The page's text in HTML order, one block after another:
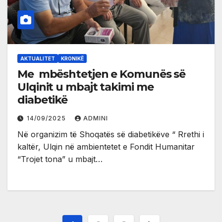
AKTUALITET KRONIKË
Me mbështetjen e Komunës së
Ulqinit u mbajt takimi me
diabetikë
14/09/2025 ADMINI
Në organizim të Shoqatës së diabetikëve “ Rrethi i
kaltër, Ulqin në ambientetet e Fondit Humanitar
“Trojet tona” u mbajt…